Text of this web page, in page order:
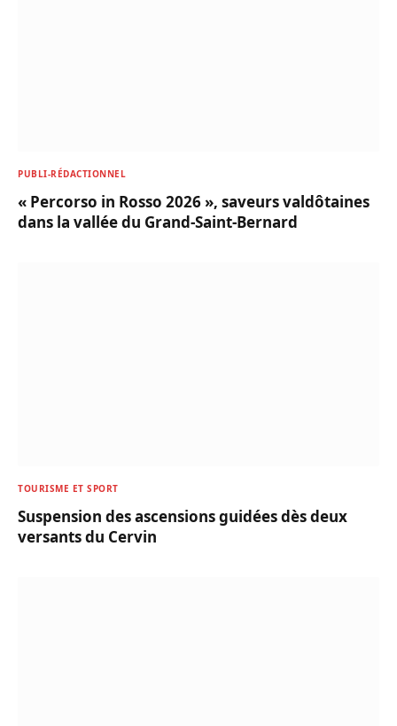
PUBLI-RÉDACTIONNEL
« Percorso in Rosso 2026 », saveurs valdôtaines
dans la vallée du Grand-Saint-Bernard
TOURISME ET SPORT
Suspension des ascensions guidées dès deux
versants du Cervin